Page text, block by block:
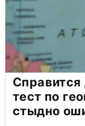
тест по
стыдно